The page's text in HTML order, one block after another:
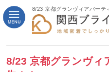
8/23 京都グランヴィアパーテ
8/23 京都グランヴィ